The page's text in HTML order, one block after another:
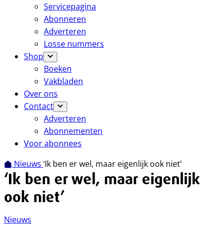
Servicepagina
Abonneren
Adverteren
Losse nummers
Shop
Boeken
Vakbladen
Over ons
Contact
Adverteren
Abonnementen
Voor abonnees
Nieuws ‘Ik ben er wel, maar eigenlijk ook niet’
‘Ik ben er wel, maar eigenlijk
ook niet’
Nieuws